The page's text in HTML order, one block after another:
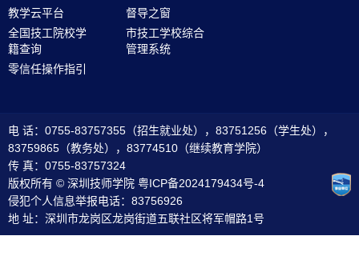
教学云平台
督导之窗
全国技工院校学
籍查询
市技工学校综合
管理系统
零信任操作指引
电 话：0755-83757355（招生就业处），83751256（学生处），
83759865（教务处），83774510（继续教育学院）
传 真：0755-83757324
版权所有 © 深圳技师学院 粤ICP备2024179434号-4
侵犯个人信息举报电话：83756926
地 址：深圳市龙岗区龙岗街道五联社区将军帽路1号